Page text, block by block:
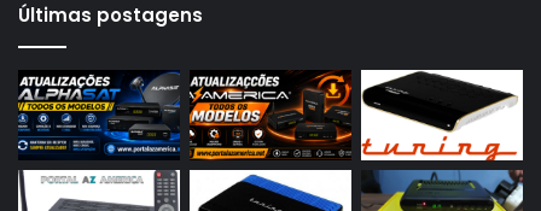
Azamerica S2005
Azamerica S2010
Azamerica S2015
Azamerica S922
Azamerica S922 Mini
Últimas postagens